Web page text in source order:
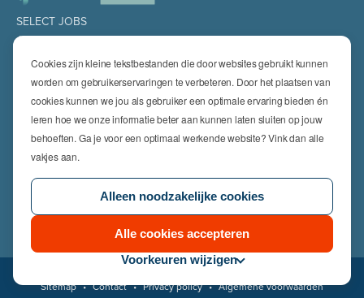
Cookies zijn kleine tekstbestanden die door websites gebruikt kunnen
worden om gebruikerservaringen te verbeteren. Door het plaatsen van
cookies kunnen we jou als gebruiker een optimale ervaring bieden én
leren hoe we onze informatie beter aan kunnen laten sluiten op jouw
behoeften. Ga je voor een optimaal werkende website? Vink dan alle
vakjes aan.
Alleen noodzakelijke cookies
Alle cookies accepteren
Voorkeuren wijzigen
SELECT JOBS
Jobs
Job alert
SPECIALISATIES
Technics
High Technics & Engineering
Logistics
Finance & Insurance
Office
HR & Legal
Sitemap • Contact • Privacy policy • Algemene voorwaarden